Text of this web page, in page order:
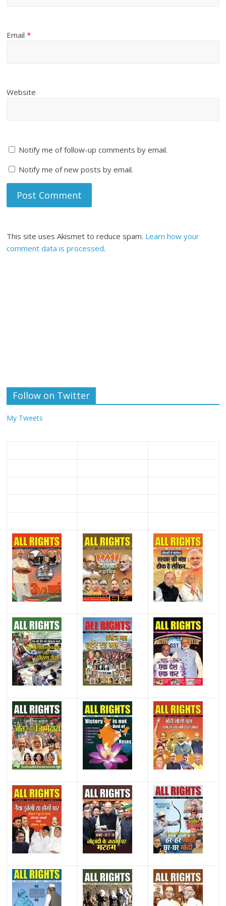
Email*
Website
Notify me of follow-up comments by email.
Notify me of new posts by email.
This site uses Akismet to reduce spam. Learn how your
comment data is processed.
Follow on Twitter
My Tweets